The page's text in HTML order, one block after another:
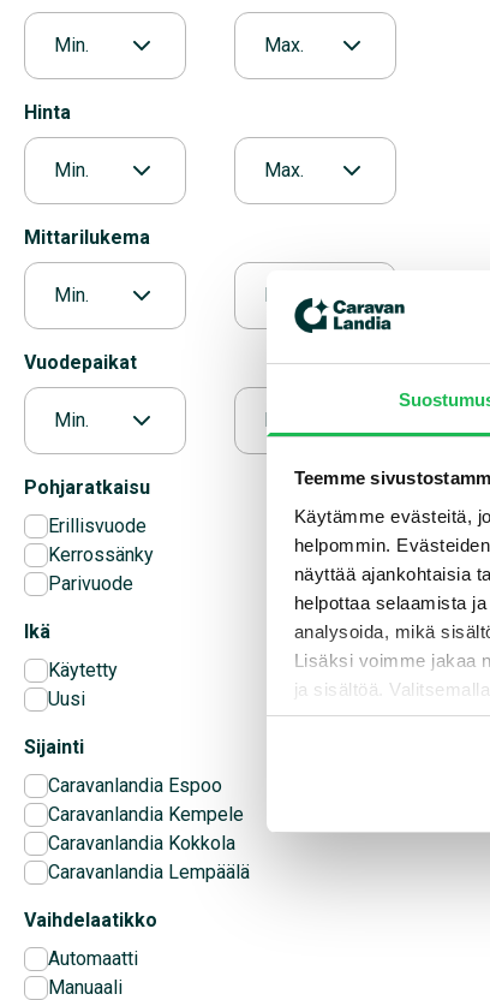
Teemme
Käytämme evästeitä,
helpommin.
näyttää ajankohtaisia
helpottaa selaamista
analysoida, mikä
Lisäksi voimme jakaa
ja sisältöä.
räätälöityä hyötyä.
Min. Max.
Hinta
Min. Max.
Mittarilukema
Min. Max.
Vuodepaikat
Min. Max.
Pohjaratkaisu
Erillisvuode
Kerrossänky
Parivuode
Ikä
Käytetty
Uusi
Sijainti
Caravanlandia Espoo
Caravanlandia Kempele
Caravanlandia Kokkola
Caravanlandia Lempäälä
Vaihdelaatikko
Automaatti
Manuaali